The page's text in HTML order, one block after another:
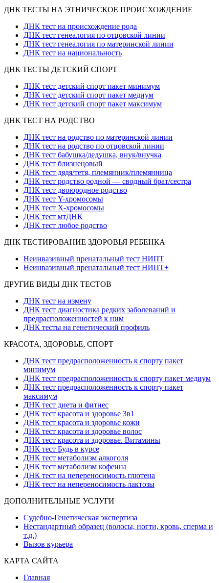
ДНК ТЕСТЫ НА ЭТНИЧЕСКОЕ ПРОИСХОЖДЕНИЕ
ДНК тест на происхождение рода
ДНК тест генеалогия по отцовской линии
ДНК тест генеалогия по материнской линии
ДНК тест на национальность
ДНК ТЕСТЫ ДЕТСКИЙ СПОРТ
ДНК тест детский спорт пакет минимум
ДНК тест детский спорт пакет медиум
ДНК тест детский спорт пакет максимум
ДНК ТЕСТ НА РОДСТВО
ДНК тест на родство по материнской линии
ДНК тест на родство по отцовской линии
ДНК тест бабушка/дедушка, внук/внучка
ДНК тест близнецовый
ДНК тест дядя/тетя, племянник/племянница
ДНК тест родство родной — сводный брат/сестра
ДНК тест двоюродное родство
ДНК тест Y-хромосомы
ДНК тест X-хромосомы
ДНК тест мтДНК
ДНК тест любое родство
ДНК ТЕСТИРОВАНИЕ ЗДОРОВЬЯ РЕБЕНКА
Неинвазивный пренатальный тест НИПТ
Неинвазивный пренатальный тест НИПТ+
ДРУГИЕ ВИДЫ ДНК ТЕСТОВ
ДНК тест на измену
ДНК тест диагностика редких заболеваний и
предрасположенностей к ним
ДНК тесты на генетический профиль
КРАСОТА, ЗДОРОВЬЕ, СПОРТ
ДНК тест предрасположенность к спорту пакет
минимум
ДНК тест предрасположенность к спорту пакет медиум
ДНК тест предрасположенность к спорту пакет
максимум
ДНК тест диета и фитнес
ДНК тест красота и здоровье 3в1
ДНК тест красота и здоровье кожи
ДНК тест красота и здоровье волос
ДНК тест красота и здоровье. Витамины
ДНК тест Будь в курсе
ДНК тест метаболизм алкоголя
ДНК тест метаболизм кофеина
ДНК тест на непереносимость глютена
ДНК тест на непереносимость лактозы
ДОПОЛНИТЕЛЬНЫЕ УСЛУГИ
Судебно-Генетическая экспертиза
Нестандартный образец (волосы, ногти, кровь, сперма и
т.д.)
Вызов курьера
КАРТА САЙТА
Главная